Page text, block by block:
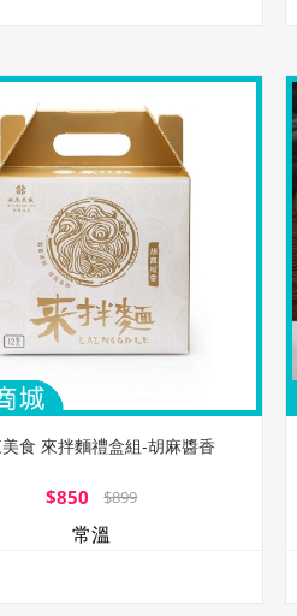
食 來拌麵禮盒組-胡麻醬香
$850 $899
常溫